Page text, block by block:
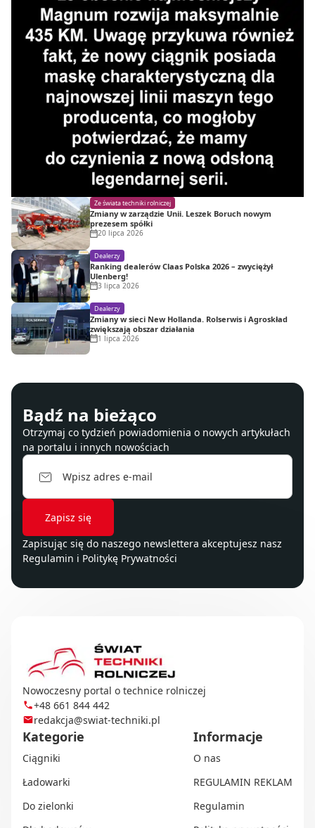
Ze świata techniki rolniczej
Zmiany w zarządzie Unii. Leszek Boruch nowym
prezesem spółki
20 lipca 2026
Dealerzy
Ranking dealerów Claas Polska 2026 – zwyciężył
Ulenberg!
3 lipca 2026
Dealerzy
Zmiany w sieci New Hollanda. Rolserwis i Agroskład
zwiększają obszar działania
1 lipca 2026
Bądź na bieżąco
Otrzymaj co tydzień powiadomienia o nowych artykułach
na portalu i innych nowościach
Zapisując się do naszego newslettera akceptujesz nasz
Regulamin i Politykę Prywatności
Nowoczesny portal o technice rolniczej
+48 661 844 442
redakcja@swiat-techniki.pl
Kategorie
Ciągniki
Ładowarki
Do zielonki
Informacje
O nas
REGULAMIN REKLAM
Regulamin